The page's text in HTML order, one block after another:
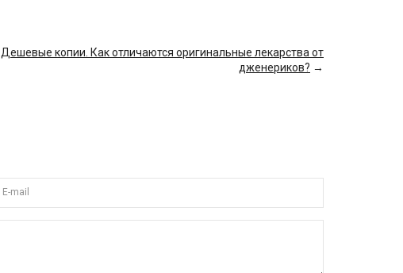
Дешевые копии. Как отличаются оригинальные лекарства от
дженериков? →
E-mail